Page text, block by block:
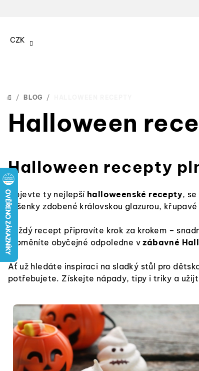
CZK
DOMŮ
/ BLOG /
Halloween
Halloween recepty
Objevte ty nejlepší halloweenské recepty,
sušenky zdobené královskou glazurou,
Každý recept připravíte krok za krokem –
proměníte obyčejné odpoledne vzábavné
Ať už hledáte inspiraci na sladký stůl pro
potřebujete. Získejte nápady, tipy i triky a
V
ý
p